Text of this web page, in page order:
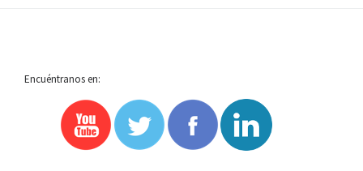
Encuéntranos en: